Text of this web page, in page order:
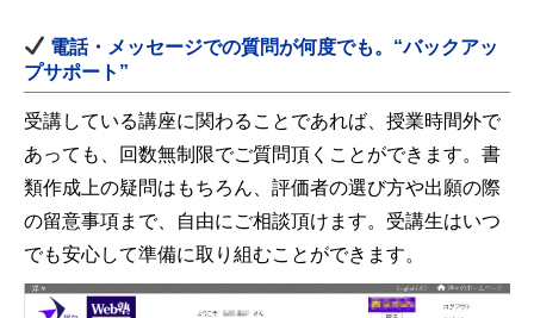
電話・メッセージでの質問が何度でも。“バックアッ
プサポート”
受講している講座に関わることであれば、授業時間外で
あっても、回数無制限でご質問頂くことができます。書
類作成上の疑問はもちろん、評価者の選び方や出願の際
の留意事項まで、自由にご相談頂けます。受講生はいつ
でも安心して準備に取り組むことができます。